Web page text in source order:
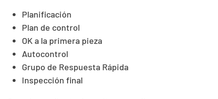
Planificación
Plan de control
OK a la primera pieza
Autocontrol
Grupo de Respuesta Rápida
Inspección final